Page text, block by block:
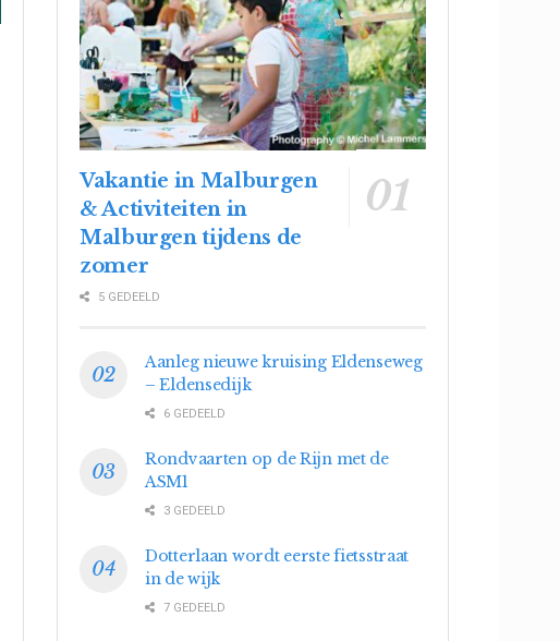
Vakantie in Malburgen
& Activiteiten in
Malburgen tijdens de
zomer
5 GEDEELD
Aanleg nieuwe kruising Eldenseweg
– Eldensedijk
6 GEDEELD
Rondvaarten op de Rijn met de
ASM1
3 GEDEELD
Dotterlaan wordt eerste fietsstraat
in de wijk
7 GEDEELD